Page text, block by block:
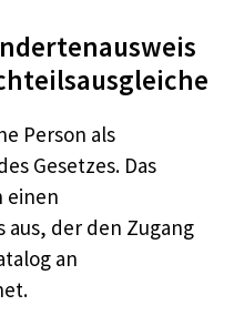
Person als
Gesetzes. Das
einen
der den Zugang
an